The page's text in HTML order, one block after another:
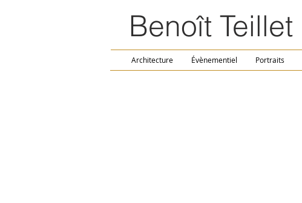
Benoît Teillet
Architecture Évènementiel Portraits